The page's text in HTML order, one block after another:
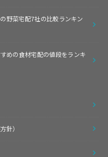
野菜宅配7社の比較ランキン
めの食材宅配の値段をランキ
方針）